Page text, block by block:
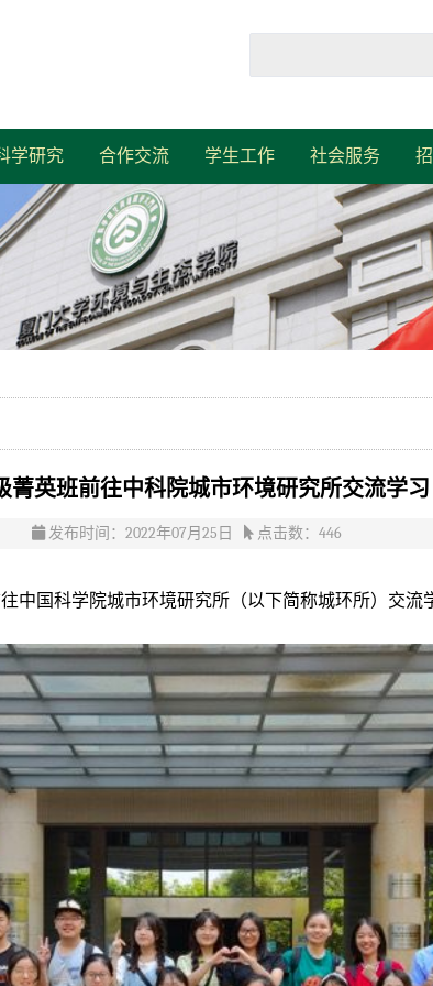
学研究 合作交流 学生工作 社会服务
菁英班前往中科院城市环境研究所交流学习
发布时间：2022年07月25日 点击数： 446
中国科学院城市环境研究所（以下简称城环所）交流